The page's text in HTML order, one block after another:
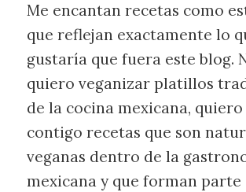
Me encantan recetas como
que reflejan exactamente lo
gustaría que fuera este blog.
quiero veganizar platillos
de la cocina mexicana,
contigo recetas que son
veganas dentro de la
mexicana y que forman